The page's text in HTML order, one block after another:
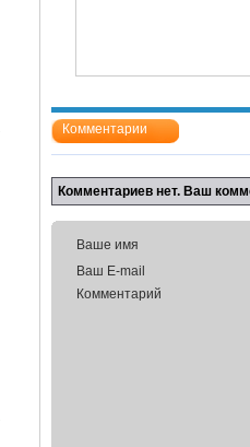
Комментарии
Комментариев нет. Ваш
Ваше имя
Ваш E-mail
Комментарий